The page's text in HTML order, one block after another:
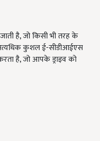
है, जो किसी भी तरह के
कुशल ई-सीडीआईएस
है, जो आपके ड्राइव को